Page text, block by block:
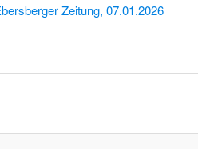
Zeitung, 07.01.2026